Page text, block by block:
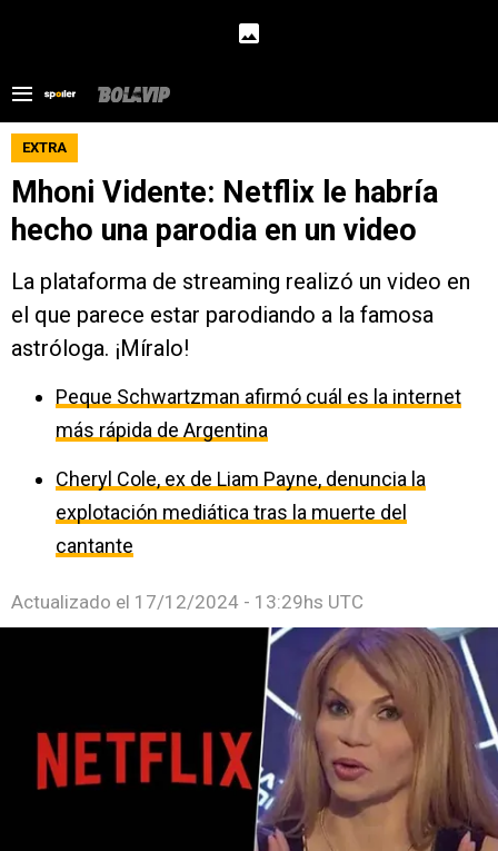
EXTRA
Mhoni Vidente: Netflix le habría
hecho una parodia en un video
La plataforma de streaming realizó un video en
el que parece estar parodiando a la famosa
astróloga. ¡Míralo!
Peque Schwartzman afirmó cuál es la internet
más rápida de Argentina
Cheryl Cole, ex de Liam Payne, denuncia la
explotación mediática tras la muerte del
cantante
Actualizado el 17/12/2024 - 13:29hs UTC